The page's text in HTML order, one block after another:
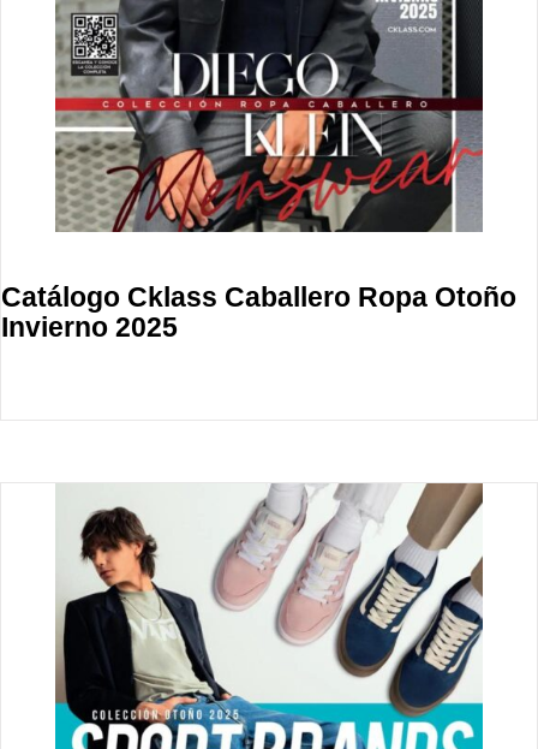
Catálogo Cklass Caballero Ropa Otoño
Invierno 2025